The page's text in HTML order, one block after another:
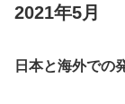
2021年5月
日本と海外での